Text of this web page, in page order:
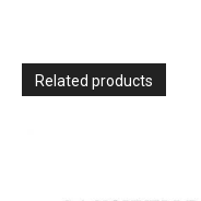
France
Related products